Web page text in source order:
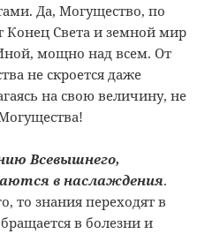
Да, Могущество, по
Конец Света и земной мир
мощно над всем. От
не скроется даже
на свою величину, не
Всевышнего,
в наслаждения.
то знания переходят в
в болезни и